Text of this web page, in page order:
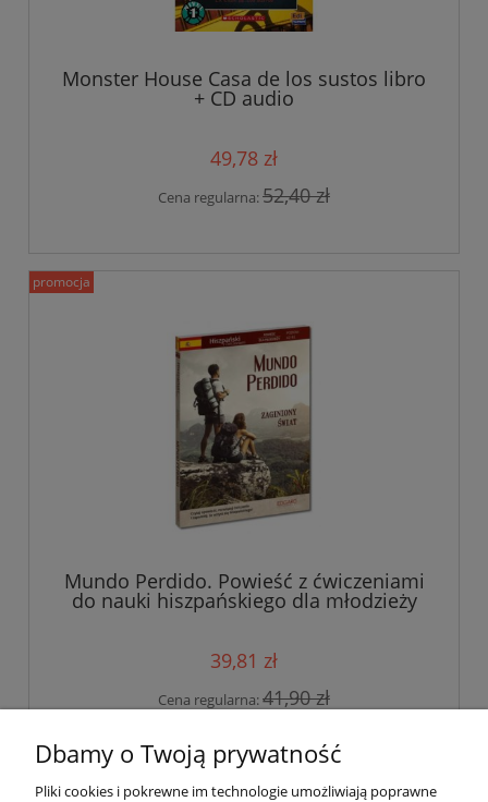
Monster House Casa de los sustos libro
+ CD audio
49,78 zł
Cena regularna:52,40 zł
Mundo Perdido. Powieść z ćwiczeniami
do nauki hiszpańskiego dla młodzieży
39,81 zł
Cena regularna:41,90 zł
do koszyka
promocja
Dbamy o Twoją prywatność
Pliki cookies i pokrewne im technologie umożliwiają poprawne